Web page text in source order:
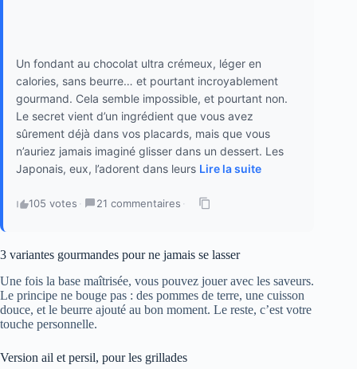
Un fondant au chocolat ultra crémeux, léger en
calories, sans beurre… et pourtant incroyablement
gourmand. Cela semble impossible, et pourtant non.
Le secret vient d’un ingrédient que vous avez
sûrement déjà dans vos placards, mais que vous
n’auriez jamais imaginé glisser dans un dessert. Les
Japonais, eux, l’adorent dans leurs Lire la suite
105 votes · 21 commentaires ·
3 variantes gourmandes pour ne jamais se lasser
Une fois la base maîtrisée, vous pouvez jouer avec les saveurs.
Le principe ne bouge pas : des pommes de terre, une cuisson
douce, et le beurre ajouté au bon moment. Le reste, c’est votre
touche personnelle.
Version ail et persil, pour les grillades